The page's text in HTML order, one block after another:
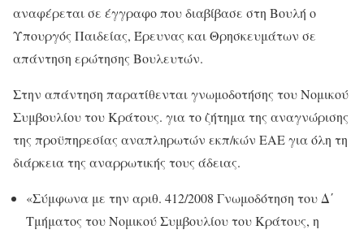
αναφέρεται σε έγγραφο που διαβίβασε στη Βουλή ο
Υπουργός Παιδείας, Έρευνας και Θρησκευμάτων σε
απάντηση ερώτησης Βουλευτών.
Στην απάντηση παρατίθενται γνωμοδοτήσης του Νομικού
Συμβουλίου του Κράτους. για το ζήτημα της αναγνώρισης
της προϋπηρεσίας αναπληρωτών εκπ/κών ΕΑΕ για όλη τη
διάρκεια της αναρρωτικής τους άδειας.
«Σύμφωνα με την αριθ. 412/2008 Γνωμοδότηση του Δ΄
Τμήματος του Νομικού Συμβουλίου του Κράτους, η